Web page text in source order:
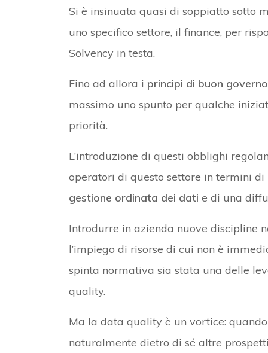
Si è insinuata quasi di soppiatto sotto
uno specifico settore, il finance, per
Solvency in testa.
Fino ad allora i principi di buon
massimo uno spunto per qualche
priorità.
L’introduzione di questi obblighi
operatori di questo settore in termini di
gestione ordinata dei dati e di una
Introdurre in azienda nuove discipline
l’impiego di risorse di cui non è
spinta normativa sia stata una delle
quality.
Ma la data quality è un vortice:
naturalmente dietro di sé altre